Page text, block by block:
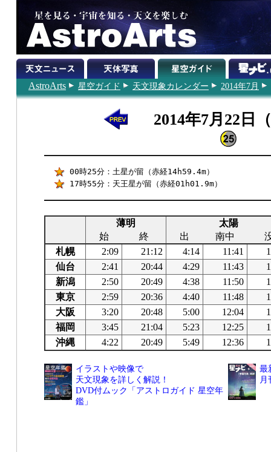
AstroArts 星空ガイド 天文現象カレンダー 2014年7月
2014年7月22日
00時25分：土星が留（赤経14h59.4m）
17時55分：天王星が留（赤経01h01.9m）
薄明
太陽
始
終 出 南中
札幌
2:09 21:12 4:14 11:41
仙台
2:41 20:44 4:29 11:43
新潟
2:50 20:49 4:38 11:50
東京
2:59 20:36 4:40 11:48
大阪
3:20 20:48 5:00 12:04
福岡
3:45 21:04 5:23 12:25
沖縄
4:22 20:49 5:49 12:36
イラストや映像で
天文現象を詳しく解説！
DVD付ムック「アストロガイド 星空年
鑑」
最
月